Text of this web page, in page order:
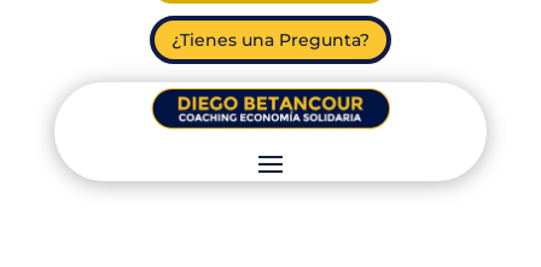
¿Tienes una Pregunta?